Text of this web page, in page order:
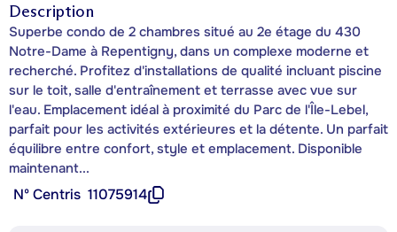
Description
Superbe condo de 2 chambres situé au 2e étage du 430
Notre-Dame à Repentigny, dans un complexe moderne et
recherché. Profitez d'installations de qualité incluant piscine
sur le toit, salle d'entraînement et terrasse avec vue sur
l'eau. Emplacement idéal à proximité du Parc de l'Île-Lebel,
parfait pour les activités extérieures et la détente. Un parfait
équilibre entre confort, style et emplacement. Disponible
maintenant...
Nº Centris 11075914